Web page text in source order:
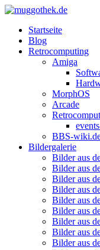
Startseite
Blog
Retrocomputing
Amiga
MorphOS
Arcade
BBS-
Bildergalerie
Bilder aus
Bilder aus
Bilder aus
Bilder aus
Bilder aus
Bilder aus
Bilder aus
Bilder aus
Bilder aus